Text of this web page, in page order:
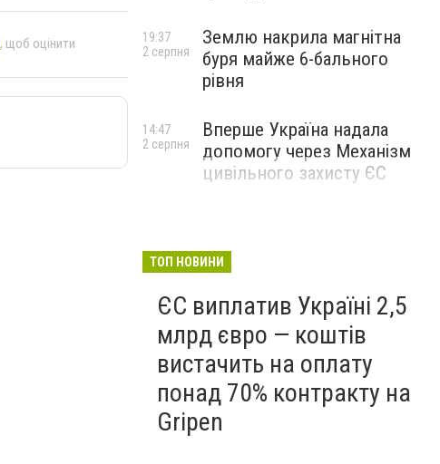
, щоб оцінити
Землю накрила магнітна
буря майже 6-бального
рівня
19:37
2 серпня
Вперше Україна надала
допомогу через Механізм
цивільного захисту ЄС
14:47
2 серпня
ТОП НОВИНИ
ЄС виплатив Україні 2,5
млрд євро — коштів
вистачить на оплату
понад 70% контракту на
Gripen